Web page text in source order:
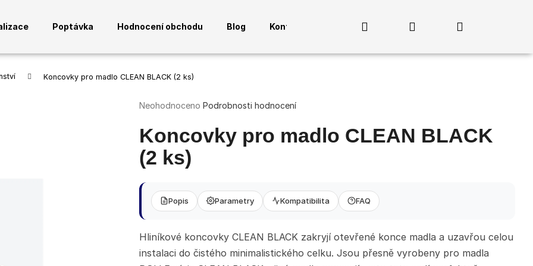
Poptávka Hodnocení obchodu Blog Kontakty Přihlášení
Koncovky pro madlo CLEAN BLACK (2 ks)
Průměrné
produktu
je
0,0
z
hvězdiček.
Neohodnoceno Podrobnosti hodnocení
Koncovky pro madlo CLEAN BLACK
(2 ks)
Popis Parametry Kompatibilita FAQ
Hliníkové koncovky CLEAN BLACK zakryjí otevřené konce madla a uzavřou celou
instalaci do čistého minimalistického celku. Jsou přesně vyrobeny pro madla
HLEDAT
ANTRACITOVÝ SLOUPEK PRO 3
ANTRACITOVÉ MADLO PRO 3